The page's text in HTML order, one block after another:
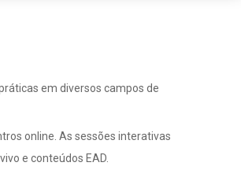
em diversos campos de
online. As sessões interativas
e conteúdos EAD.